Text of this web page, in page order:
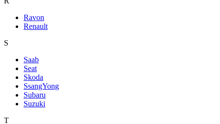
Ravon
Renault
S
Saab
Seat
Skoda
SsangYong
Subaru
Suzuki
T